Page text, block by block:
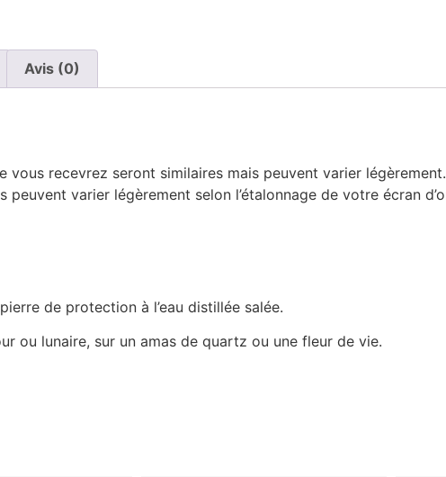
Avis (0)
vous recevrez seront similaires mais peuvent varier légèrement.
varier légèrement selon l’étalonnage de votre écran
de protection à l’eau distillée salée.
ou lunaire, sur un amas de quartz ou une fleur de vie.